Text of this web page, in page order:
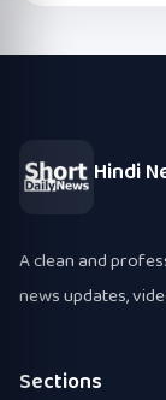
Hindi
A clean and
news updates,
Sections